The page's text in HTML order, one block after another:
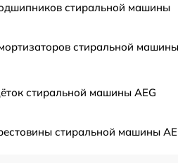
стиральной машины
стиральной машины
стиральной машины AEG
стиральной машины